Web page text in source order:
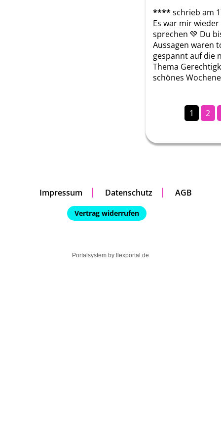
****schrieb am
Es war mir
sprechen 💚 Du
Aussagen waren
gespannt auf die
Thema
schönes
1 2
Impressum Datenschutz AGB
Vertrag widerrufen
Portalsystem by flexportal.de